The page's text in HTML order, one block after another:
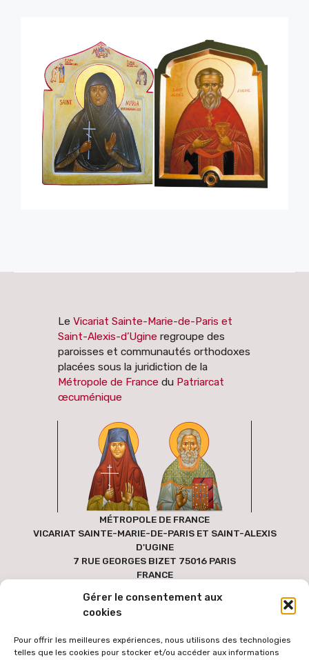
Gérer le consentement aux
cookies
Pour offrir les meilleures expériences, nous utilisons des technologies
telles que les cookies pour stocker et/ou accéder aux informations
Le Vicariat Sainte-Marie-de-Paris et
Saint-Alexis-d’Ugine regroupe des
paroisses et communautés orthodoxes
placées sous la juridiction de la
Métropole de France du Patriarcat
œcuménique
MÉTROPOLE DE FRANCE
VICARIAT SAINTE-MARIE-DE-PARIS ET SAINT-ALEXIS
D'UGINE
7 RUE GEORGES BIZET 75016 PARIS
FRANCE